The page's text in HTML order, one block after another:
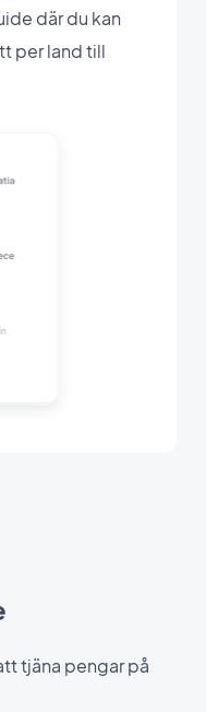
där du kan
per land till
tjäna pengar på